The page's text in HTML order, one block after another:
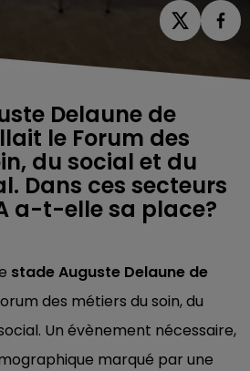
Delaune de
le Forum des
du social et du
Dans ces secteurs
a-t-elle sa place?
stade Auguste Delaune de
des métiers du soin, du
Un évènement nécessaire,
marqué par une